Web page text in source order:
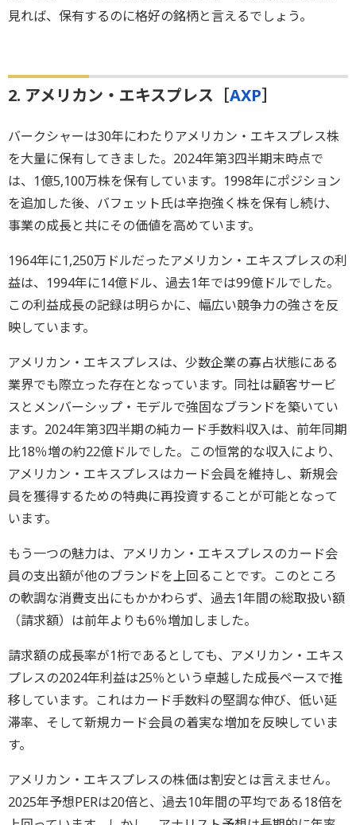
見れば、保有するのに格好の銘柄と言えるでしょう。
2. アメリカン・エキスプレス［AXP］
バークシャーは30年にわたりアメリカン・エキスプレス株
を大量に保有してきました。2024年第3四半期末時点で
は、1億5,100万株を保有しています。1998年にポジション
を追加した後、バフェット氏は辛抱強く株を保有し続け、
事業の成長と共にその価値を高めています。
1964年に1,250万ドルだったアメリカン・エキスプレスの利
益は、1994年に14億ドル、過去1年では99億ドルでした。
この利益成長の記録は明らかに、幅広い競争力の強さを反
映しています。
アメリカン・エキスプレスは、少数企業の寡占状態にある
業界でも際立った存在となっています。同社は顧客サービ
スとメンバーシップ・モデルで強固なブランドを築いてい
ます。2024年第3四半期の純カード手数料収入は、前年同期
比18％増の約22億ドルでした。この恒常的な収入により、
アメリカン・エキスプレスはカード会員を維持し、新規会
員を獲得するための特典に再投資することが可能となって
います。
もう一つの魅力は、アメリカン・エキスプレスのカード会
員の支出額が他のブランドを上回ることです。このところ
の軟調な消費支出にもかかわらず、過去1年間の総取扱い額
（請求額）は前年よりも6％増加しました。
請求額の成長率が1桁であるとしても、アメリカン・エキス
プレスの2024年利益は25％という卓越した成長ペースで推
移しています。これはカード手数料の堅調な伸び、低い延
滞率、そして新規カード会員の着実な増加を反映していま
す。
アメリカン・エキスプレスの株価は割安とは言えません。
2025年予想PERは20倍と、過去10年間の平均である18倍を